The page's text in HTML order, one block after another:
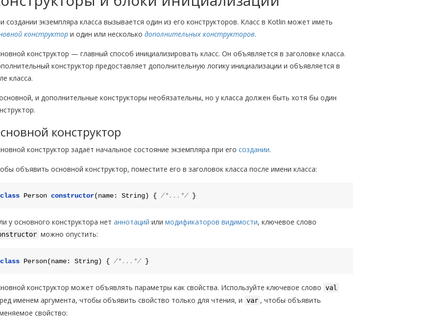
создании экземпляра класса вызывается один из его конструкторов. Класс в Kotlin может иметь
конструктор и один или несколько дополнительных конструкторов.
конструктор — главный способ инициализировать класс. Он объявляется в заголовке класса.
конструктор предоставляет дополнительную логику инициализации и объявляется в
класса.
и дополнительные конструкторы необязательны, но у класса должен быть хотя бы один
конструктор
конструктор задаёт начальное состояние экземпляра при его создании.
объявить основной конструктор, поместите его в заголовок класса после имени класса:
class Person constructor(name: String) { /*...*/
у основного конструктора нет аннотаций или модификаторов видимости, ключевое слово
можно опустить:
class Person(name: String) { /*...*/
конструктор может объявлять параметры как свойства. Используйте ключевое слово val
именем аргумента, чтобы объявить свойство только для чтения, и var , чтобы объявить
свойство: